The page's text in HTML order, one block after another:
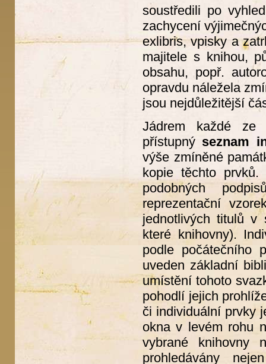
soustředili po
zachycení
exlibris, vpisky a
majitele s knihou,
obsahu, popř.
opravdu náležela
jsou nejdůležitější
Jádrem každé ze
přístupný seznam
výše zmíněné
kopie těchto
podobných
reprezentační
jednotlivých titulů v
které knihovny).
podle počátečního
uveden základní
umístění tohoto
pohodlí jejich
či individuální prvky
okna v levém rohu
vybrané knihovny
prohledávány